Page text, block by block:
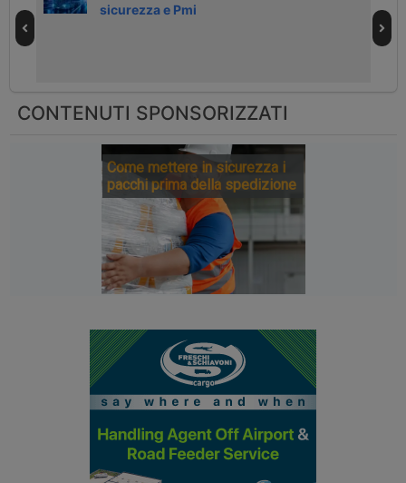
sicurezza e Pmi
CONTENUTI SPONSORIZZATI
Come mettere in sicurezza i
pacchi prima della spedizione